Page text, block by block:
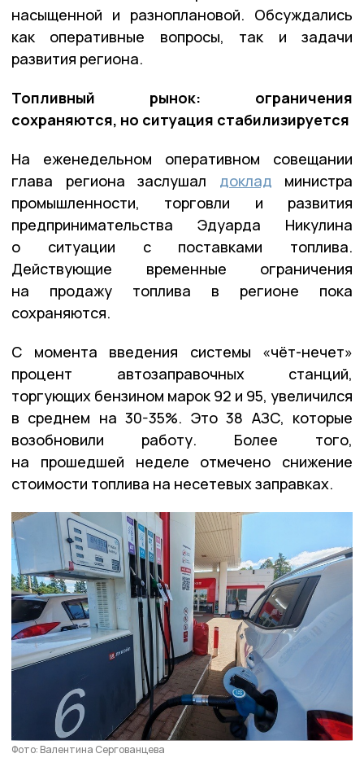
насыщенной и разноплановой. Обсуждались
как оперативные вопросы, так и задачи
развития региона.
Топливный рынок: ограничения
сохраняются, но ситуация стабилизируется
На еженедельном оперативном совещании
глава региона заслушал доклад министра
промышленности, торговли и развития
предпринимательства Эдуарда Никулина
о ситуации с поставками топлива.
Действующие временные ограничения
на продажу топлива в регионе пока
сохраняются.
С момента введения системы «чёт-нечет»
процент автозаправочных станций,
торгующих бензином марок 92 и 95, увеличился
в среднем на 30-35%. Это 38 АЗС, которые
возобновили работу. Более того,
на прошедшей неделе отмечено снижение
стоимости топлива на несетевых заправках.
Фото: Валентина Сергованцева